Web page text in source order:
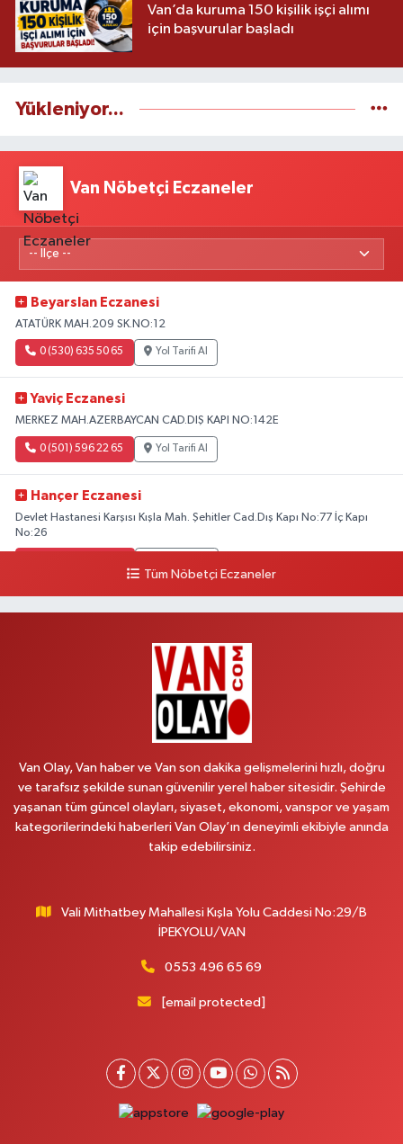
Van’da kuruma 150 kişilik işçi alımı
için başvurular başladı
Yükleniyor...
Van Nöbetçi Eczaneler
Beyarslan Eczanesi
ATATÜRK MAH.209 SK.NO:12
0 (530) 635 50 65 Yol Tarifi Al
Yaviç Eczanesi
MERKEZ MAH.AZERBAYCAN CAD.DIŞ KAPI NO:142E
0 (501) 596 22 65 Yol Tarifi Al
Hançer Eczanesi
Devlet Hastanesi Karşısı Kışla Mah. Şehitler Cad.Dış Kapı No:77 İç Kapı
No:26
Yol Tarifi Al
ÖZEL AKDAMAR HASTANESİ KARŞISI HATUNİYE MAH.ASMİN SK.NO:11
Çağatay Eczanesi
MAHMUDİYE MAH.VAN-SARAY YOLU 113 D
Yol Tarifi Al
YENİŞEHİR MAH. 117.SOKAK 7-9Ahastane karşısı
Yağmur Karaman Eczanesi
Nefes Eczanesi
MAREŞAL FEVZİ ÇAKMAK CADDESİ EZBERCİLER İŞ MERKEZİ B BLOK
Tüm Nöbetçi Eczaneler
Van Olay, Van haber ve Van son dakika gelişmelerini hızlı, doğru
ve tarafsız şekilde sunan güvenilir yerel haber sitesidir. Şehirde
yaşanan tüm güncel olayları, siyaset, ekonomi, vanspor ve yaşam
kategorilerindeki haberleri Van Olay’ın deneyimli ekibiyle anında
takip edebilirsiniz.
Vali Mithatbey Mahallesi Kışla Yolu Caddesi No:29/B
İPEKYOLU/VAN
0553 496 65 69
[email protected]